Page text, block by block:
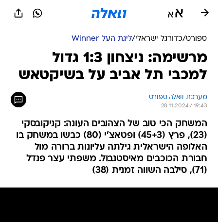
ספורט/כדורגל ישראלי/ליגת העל Winner
מרשימה: ניצחון 1:3 גדול
למכבי תל אביב על בשיקטאש
מערכת וואלה ספורט
28.11.2024 / 19:43
המשחק הכי טוב של הצהובים העונה: קניקובסקי
(23), פרץ (45+3) ופטאצ'י (80) כבשו במשחק בו
האלופה הישראלית גילתה עליונות ברורה מול
חבורת הכוכבים מאיסטנבול. משפתי עצר פנדל
(71), סילבה השווה זמנית (38)